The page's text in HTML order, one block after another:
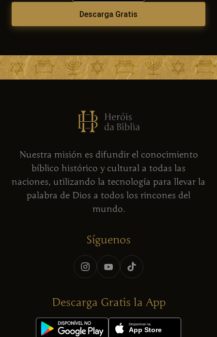
Descarga Gratis
Nuestra misión es difundir el conocimiento
bíblico histórico y cultural a todas las
naciones, utilizando la tecnología para llevar la
palabra de Dios a todos los rincones del
mundo.
Síguenos
Descarga Gratis la App